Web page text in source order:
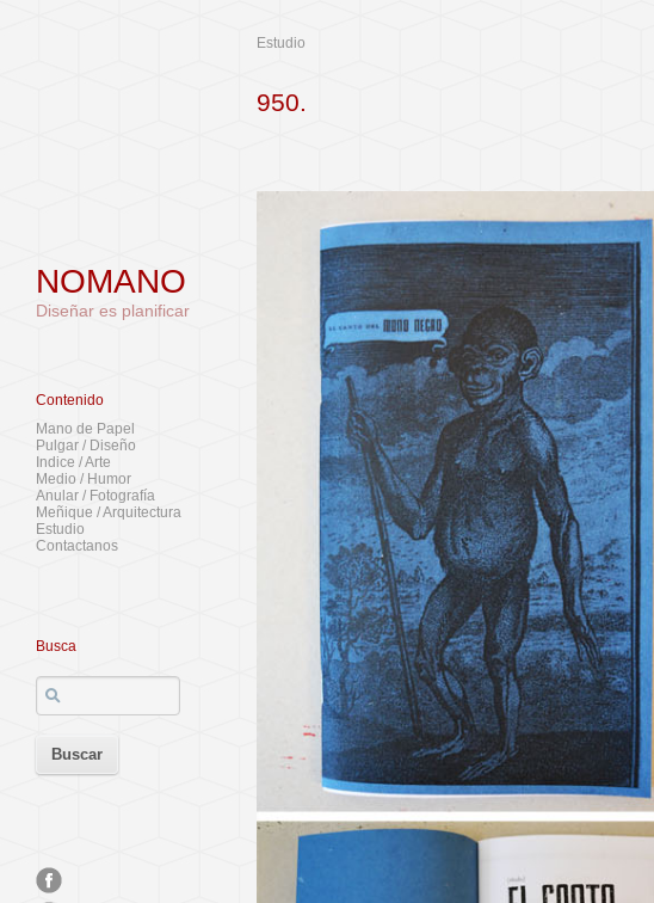
NOMANO
Diseñar es planificar
Contenido
Mano de Papel
Pulgar / Diseño
Indice / Arte
Medio / Humor
Anular / Fotografía
Meñique / Arquitectura
Estudio
Contactanos
Busca
Estudio
950.